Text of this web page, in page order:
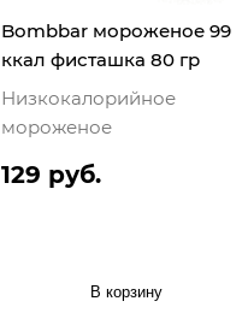
Bombbar мороженое 99
ккал фисташка 80 гр
Низкокалорийное
мороженое
129 руб.
В корзину